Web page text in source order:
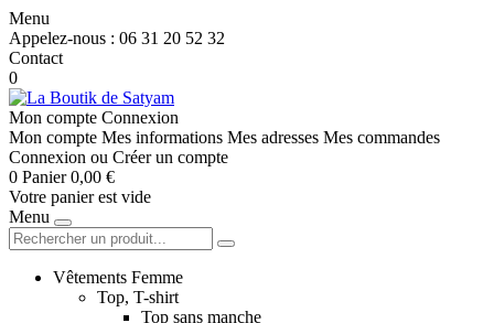
Menu
Appelez-nous : 06 31 20 52 32
Contact
0
Mon compte Connexion
Mon compte Mes informations Mes adresses Mes commandes
Connexion ou Créer un compte
0 Panier 0,00 €
Votre panier est vide
Menu
Vêtements Femme
Top, T-shirt
Top sans manche